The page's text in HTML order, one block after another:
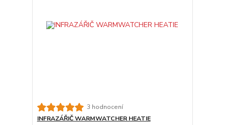
3 hodnocení
INFRAZÁŘIČ WARMWATCHER HEATIE